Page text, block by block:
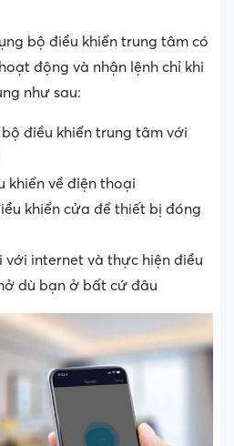
bộ điều khiển trung tâm có
động và nhận lệnh chỉ khi
như sau:
điều khiển trung tâm với
khiển về điện thoại
khiển cửa để thiết bị đóng
với internet và thực hiện điều
dù bạn ở bất cứ đâu